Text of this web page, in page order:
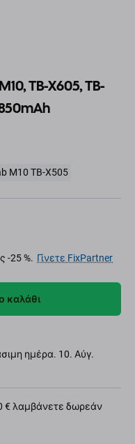
TB-X605, TB-
M10 TB-X505
-25 %. Γίνετε FixPartner
καλάθι
ημέρα. 10. Αύγ.
€ λαμβάνετε δωρεάν